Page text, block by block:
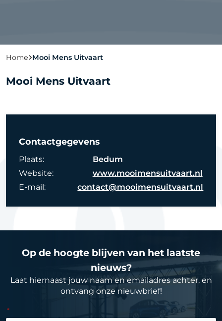
Home Mooi Mens Uitvaart
Mooi Mens Uitvaart
Contactgegevens
Plaats:
Bedum
Website:
www.mooimensuitvaart.nl
E-mail:
contact@mooimensuitvaart.nl
Op de hoogte blijven van het laatste
nieuws?
Laat hiernaast jouw naam en emailadres achter, en
ontvang onze nieuwbrief!